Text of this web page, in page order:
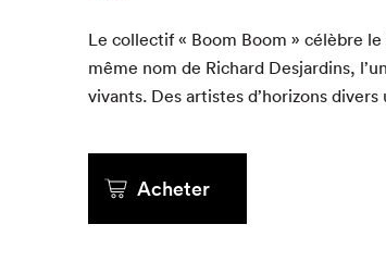
Que
Le col­lec­tif « Boom Boom » célèbre le
même nom de Richard Des­jardins,
vivants. Des artistes d’horizons
Acheter